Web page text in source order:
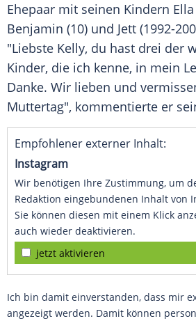
Ehepaar mit seinen Kindern Ella
Benjamin (10) und Jett (1992-
"Liebste Kelly, du hast drei der
Kinder, die ich kenne, in mein
Danke. Wir lieben und
Muttertag", kommentierte er
Empfohlener externer Inhalt:
Instagram
Wir benötigen Ihre Zustimmung, um
Redaktion eingebundenen Inhalt von
Sie können diesen mit einem Klick
auch wieder deaktivieren.
jetzt aktivieren
Ich bin damit einverstanden, dass mir
angezeigt werden. Damit können